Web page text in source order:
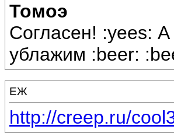
Томоэ
Согласен! :yees: А
ублажим :beer:
ЕЖ
http://creep.ru/